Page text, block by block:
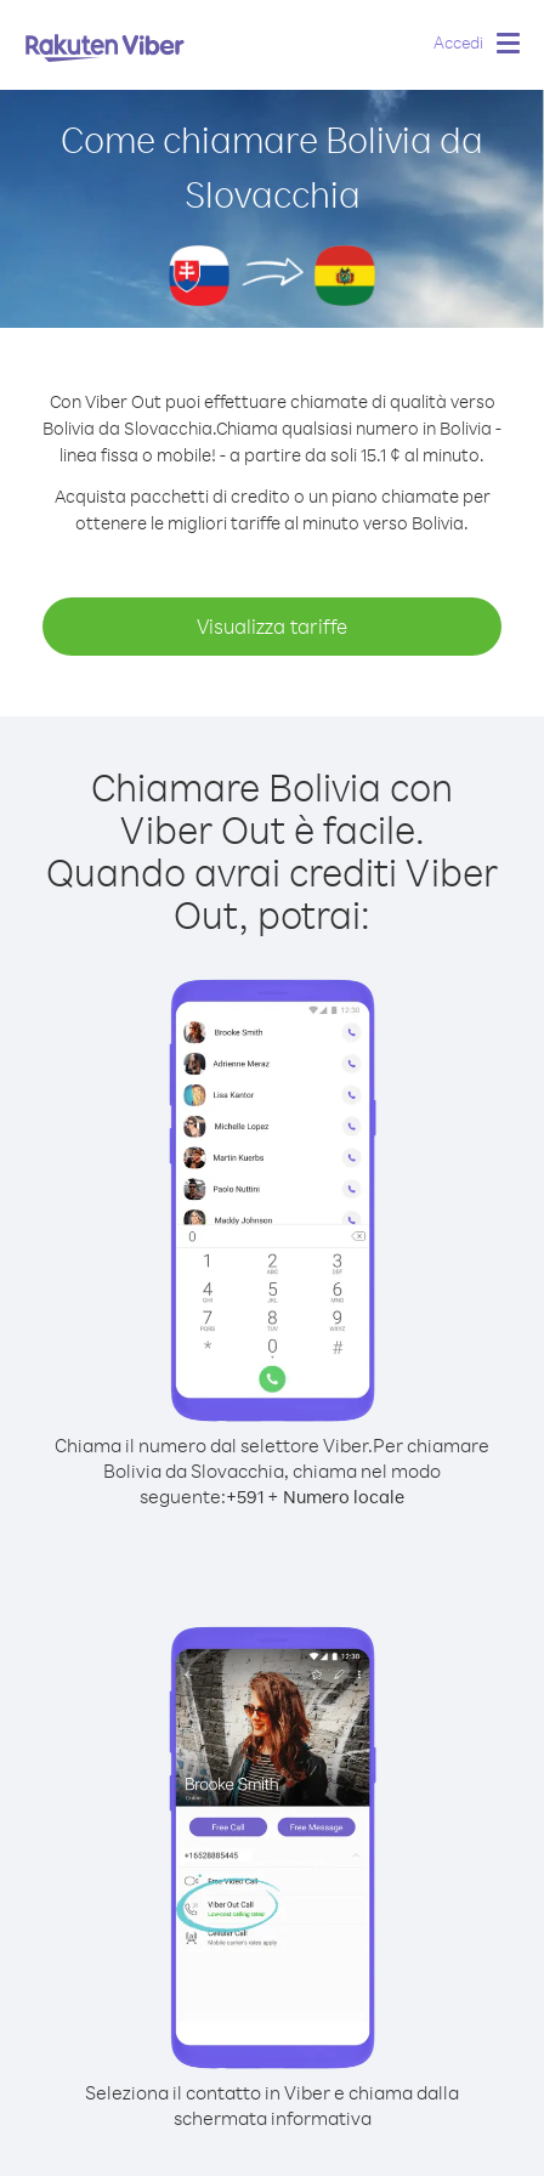
Accedi
Come chiamare Bolivia da
Slovacchia
Con Viber Out puoi effettuare chiamate di qualità verso
Bolivia da Slovacchia.Chiama qualsiasi numero in Bolivia -
linea fissa o mobile! - a partire da soli 15.1 ¢ al minuto.
Acquista pacchetti di credito o un piano chiamate per
ottenere le migliori tariffe al minuto verso Bolivia.
Visualizza tariffe
Chiamare Bolivia con
Viber Out è facile.
Quando avrai crediti Viber
Out, potrai:
Chiama il numero dal selettore Viber.Per chiamare
Bolivia da Slovacchia, chiama nel modo
seguente:+591 + Numero locale
Seleziona il contatto in Viber e chiama dalla
schermata informativa